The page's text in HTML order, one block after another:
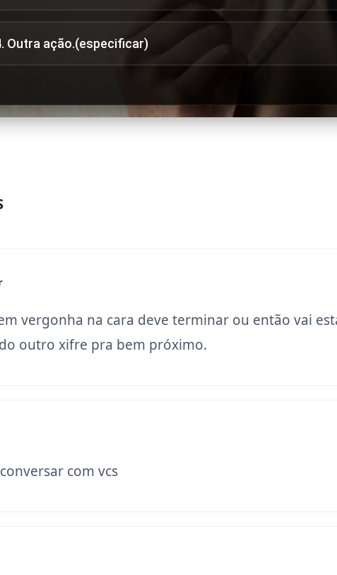
Outra ação.(especificar)
vergonha na cara deve terminar ou então vai
outro xifre pra bem próximo.
com vcs